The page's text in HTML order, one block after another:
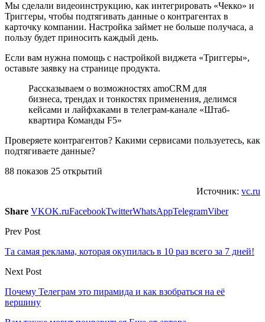
Мы сделали видеоинструкцию, как интегрировать «Чекко» и
Триггеры, чтобы подтягивать данные о контрагентах в
карточку компании. Настройка займет не больше получаса, а
пользу будет приносить каждый день.
Если вам нужна помощь с настройкой виджета «Триггеры»,
оставьте заявку на странице продукта.
Рассказываем о возможностях amoCRM для
бизнеса, трендах и тонкостях применения, делимся
кейсами и лайфхаками в телеграм-канале «Штаб-
квартира Команды F5»
Проверяете контрагентов? Какими сервисами пользуетесь, как
подтягиваете данные?
88 показов 25 открытий
Источник: vc.ru
Share VKOK.ruFacebookTwitterWhatsAppTelegramViber
Prev Post
Та самая реклама, которая окупилась в 10 раз всего за 7 дней!
Next Post
Почему Телеграм это пирамида и как взобраться на её
вершину